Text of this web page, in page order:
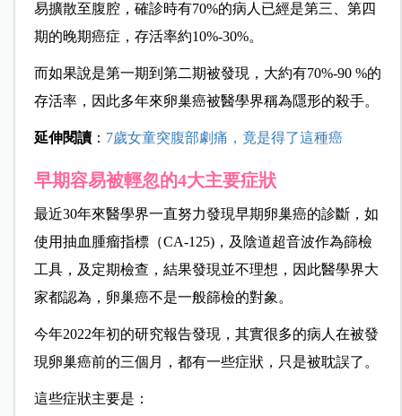
易擴散至腹腔，確診時有70%的病人已經是第三、第四
期的晚期癌症，存活率約10%-30%。
而如果說是第一期到第二期被發現，大約有70%-90 %的
存活率，因此多年來卵巢癌被醫學界稱為隱形的殺手。
延伸閱讀： 7歲女童突腹部劇痛，竟是得了這種癌
早期容易被輕忽的4大主要症狀
最近30年來醫學界一直努力發現早期卵巢癌的診斷，如
使用抽血腫瘤指標（CA-125)，及陰道超音波作為篩檢
工具，及定期檢查，結果發現並不理想，因此醫學界大
家都認為，卵巢癌不是一般篩檢的對象。
今年2022年初的研究報告發現，其實很多的病人在被發
現卵巢癌前的三個月，都有一些症狀，只是被耽誤了。
這些症狀主要是：